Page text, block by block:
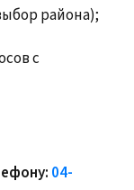
района);
с
04-